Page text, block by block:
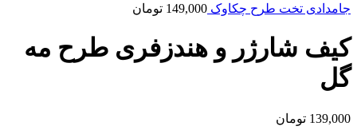
جامدادی تخت طرح چکاوک 149,000 تومان
کیف شارژر و هندزفری طرح مه
گل
139,000 تومان